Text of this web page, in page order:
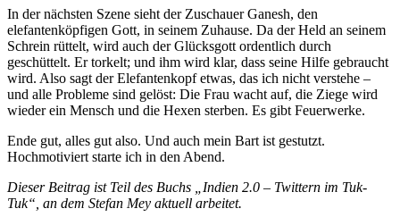
In der nächsten Szene sieht der Zuschauer Ganesh, den
elefantenköpfigen Gott, in seinem Zuhause. Da der Held an seinem
Schrein rüttelt, wird auch der Glücksgott ordentlich durch
geschüttelt. Er torkelt; und ihm wird klar, dass seine Hilfe gebraucht
wird. Also sagt der Elefantenkopf etwas, das ich nicht verstehe –
und alle Probleme sind gelöst: Die Frau wacht auf, die Ziege wird
wieder ein Mensch und die Hexen sterben. Es gibt Feuerwerke.
Ende gut, alles gut also. Und auch mein Bart ist gestutzt.
Hochmotiviert starte ich in den Abend.
Dieser Beitrag ist Teil des Buchs „Indien 2.0 – Twittern im Tuk-
Tuk“, an dem Stefan Mey aktuell arbeitet.